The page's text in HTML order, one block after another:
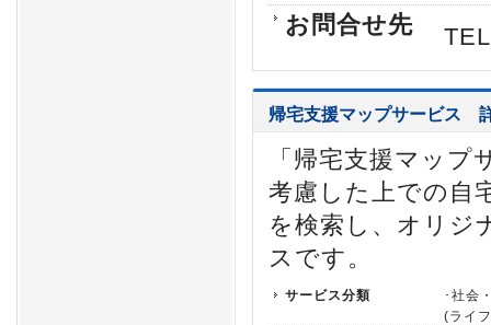
お問合せ先
帰宅支援マップサービス
「帰宅支援マッ
考慮した上での自
を検索し、オリジ
スです。
サービス分類
･社会
(ライ